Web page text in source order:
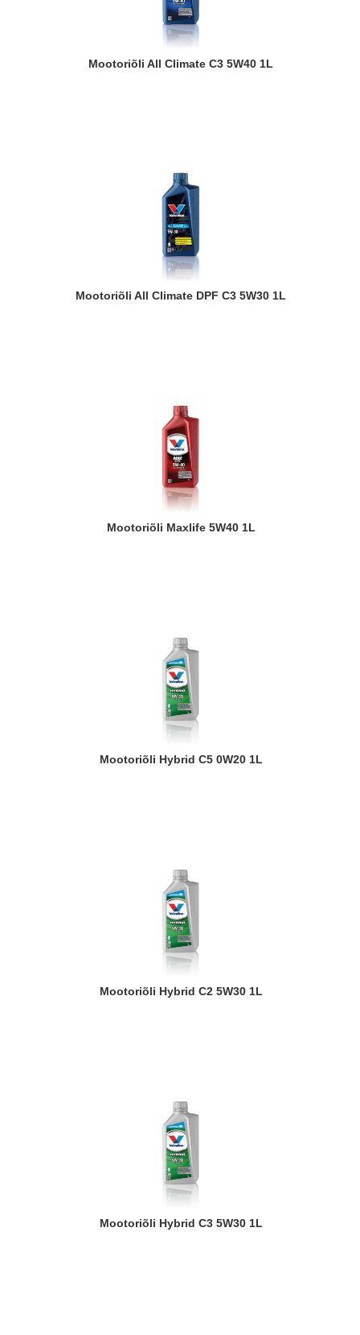
Mootoriõli All Climate C3 5W40 1L
Mootoriõli All Climate DPF C3 5W30 1L
Mootoriõli Maxlife 5W40 1L
Mootoriõli Hybrid C5 0W20 1L
Mootoriõli Hybrid C2 5W30 1L
Mootoriõli Hybrid C3 5W30 1L